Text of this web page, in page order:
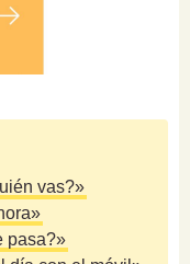
vas?»
pasa?»